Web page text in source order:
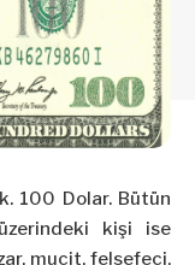
100 Dolar. Bütün
kişi ise
mucit, felsefeci,